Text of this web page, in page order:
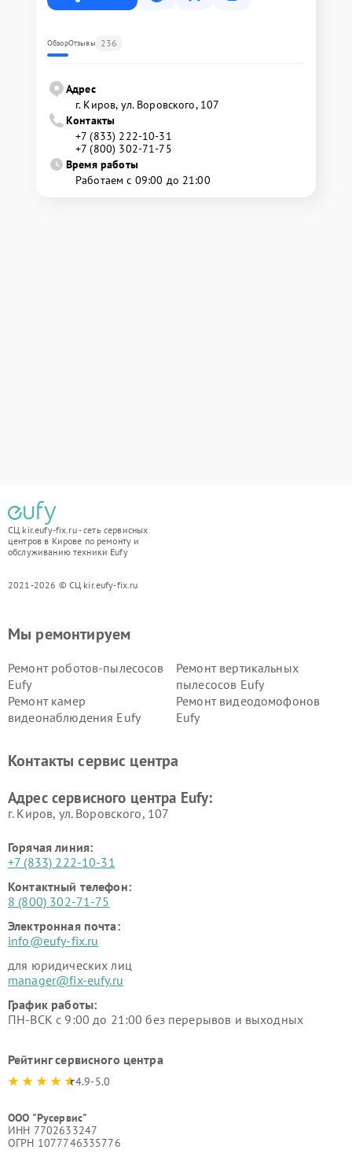
ОбзорОтзывы 236
Адрес
г. Киров, ул. Воровского, 107
Контакты
+7 (833) 222-10-31
+7 (800) 302-71-75
Время работы
Работаем с 09:00 до 21:00
СЦ kir.eufy-fix.ru - сеть сервисных
центров в Кирове по ремонту и
обслуживанию техники Eufy
2021-2026 © СЦ kir.eufy-fix.ru
Мы ремонтируем
Ремонт роботов-пылесосов
Eufy
Ремонт вертикальных
пылесосов Eufy
Ремонт камер
видеонаблюдения Eufy
Ремонт видеодомофонов
Eufy
Контакты сервис центра
Адрес сервисного центра Eufy:
г. Киров, ул. Воровского, 107
Горячая линия:
+7 (833) 222-10-31
Контактный телефон:
8 (800) 302-71-75
Электронная почта:
info@eufy-fix.ru
для юридических лиц
manager@fix-eufy.ru
График работы:
ПН-ВСК с 9:00 до 21:00 без перерывов и выходных
Рейтинг сервисного центра
4.9-5.0
ООО "Русервис"
ИНН 7702633247
ОГРН 1077746335776